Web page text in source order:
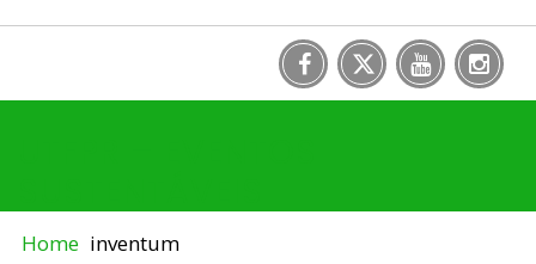
Home inventum